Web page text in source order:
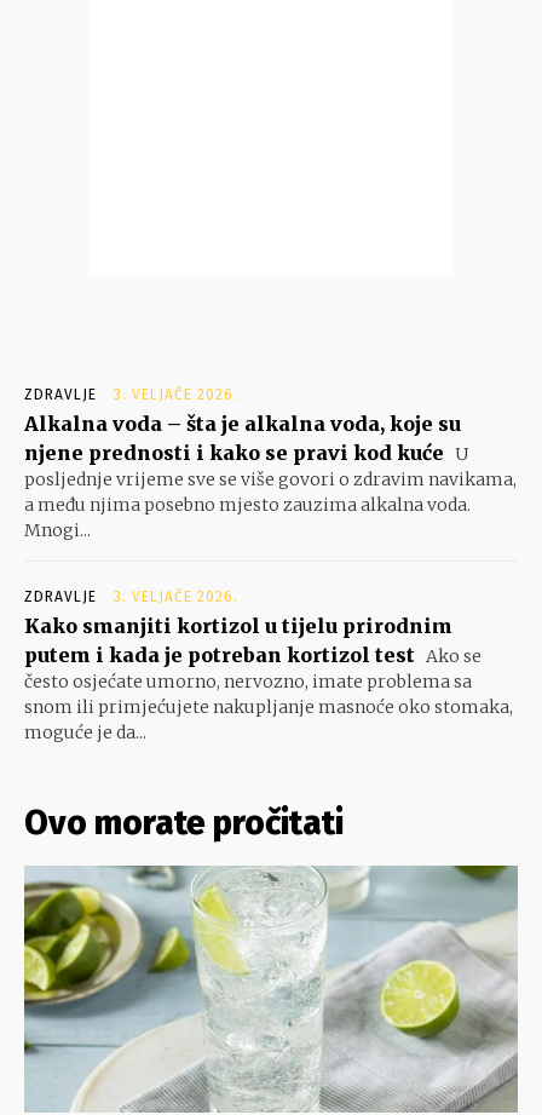
ZDRAVLJE 3. VELJAČE 2026.
Alkalna voda – šta je alkalna voda, koje su
njene prednosti i kako se pravi kod kuće U
posljednje vrijeme sve se više govori o zdravim navikama,
a među njima posebno mjesto zauzima alkalna voda.
Mnogi...
ZDRAVLJE 3. VELJAČE 2026.
Kako smanjiti kortizol u tijelu prirodnim
putem i kada je potreban kortizol test Ako se
često osjećate umorno, nervozno, imate problema sa
snom ili primjećujete nakupljanje masnoće oko stomaka,
moguće je da...
Ovo morate pročitati